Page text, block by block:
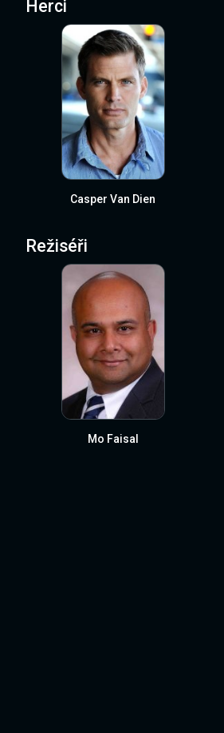
Herci
Casper Van Dien
Režiséři
Mo Faisal